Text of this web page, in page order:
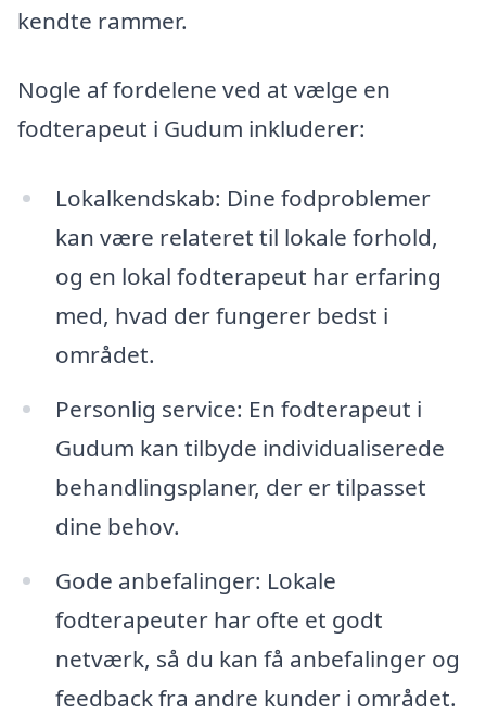
kendte rammer.
Nogle af fordelene ved at vælge en
fodterapeut i Gudum inkluderer:
Lokalkendskab: Dine fodproblemer
kan være relateret til lokale forhold,
og en lokal fodterapeut har erfaring
med, hvad der fungerer bedst i
området.
Personlig service: En fodterapeut i
Gudum kan tilbyde individualiserede
behandlingsplaner, der er tilpasset
dine behov.
Gode anbefalinger: Lokale
fodterapeuter har ofte et godt
netværk, så du kan få anbefalinger og
feedback fra andre kunder i området.